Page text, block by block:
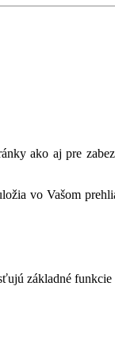
ako aj pre
vo Vašom
základné